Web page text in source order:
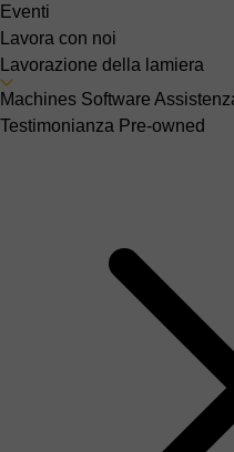
Eventi
Lavora con noi
Lavorazione della lamiera
Machines Software
Testimonianza Pre-owned